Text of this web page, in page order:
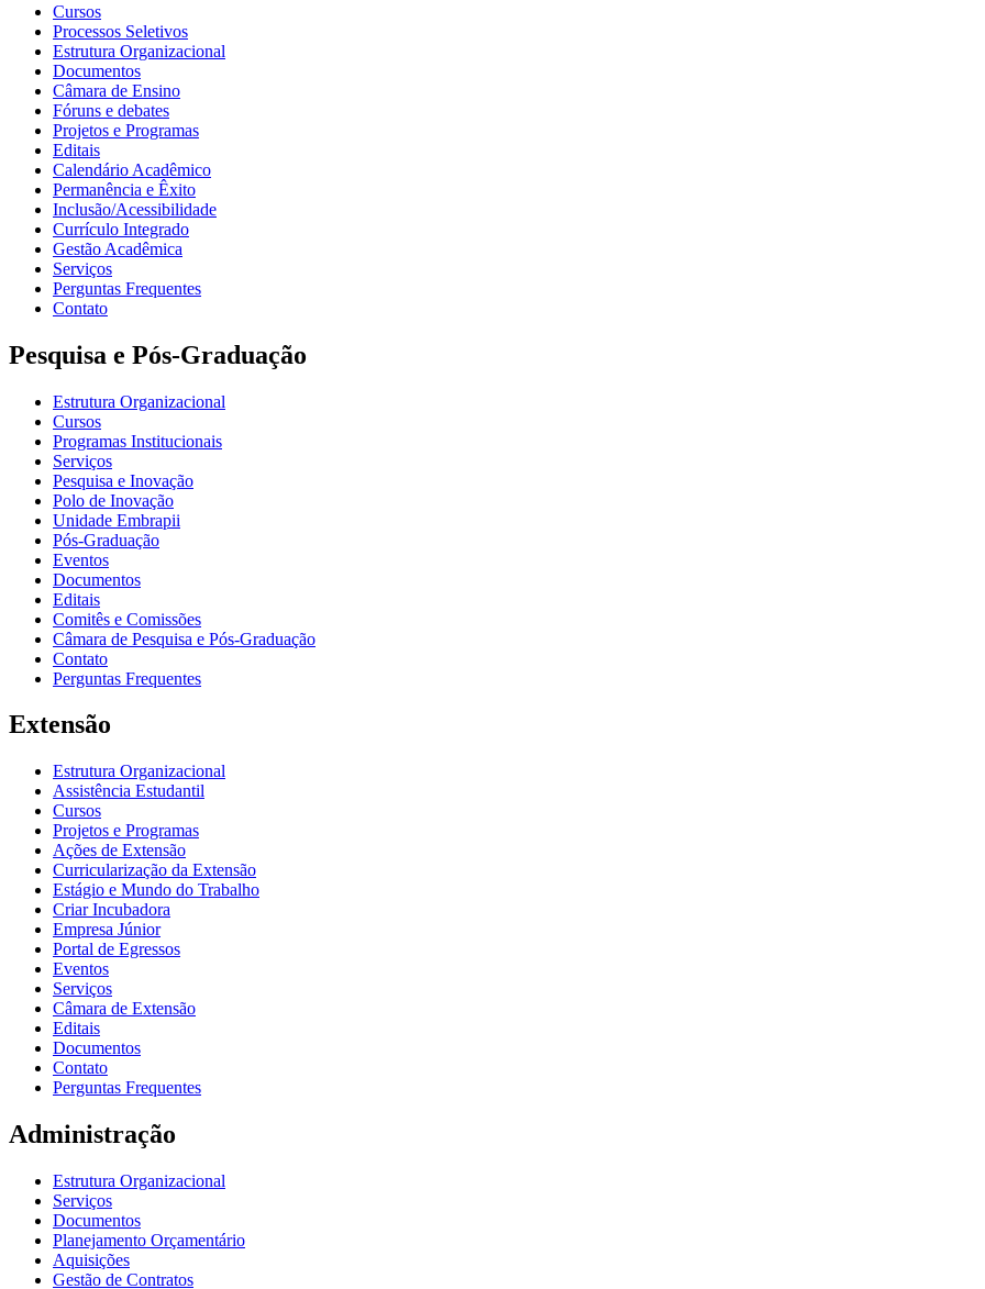
Cursos
Processos Seletivos
Estrutura Organizacional
Documentos
Câmara de Ensino
Fóruns e debates
Projetos e Programas
Editais
Calendário Acadêmico
Permanência e Êxito
Inclusão/Acessibilidade
Currículo Integrado
Gestão Acadêmica
Serviços
Perguntas Frequentes
Contato
Pesquisa e Pós-Graduação
Estrutura Organizacional
Cursos
Programas Institucionais
Serviços
Pesquisa e Inovação
Polo de Inovação
Unidade Embrapii
Pós-Graduação
Eventos
Documentos
Editais
Comitês e Comissões
Câmara de Pesquisa e Pós-Graduação
Contato
Perguntas Frequentes
Extensão
Estrutura Organizacional
Assistência Estudantil
Cursos
Projetos e Programas
Ações de Extensão
Curricularização da Extensão
Estágio e Mundo do Trabalho
Criar Incubadora
Empresa Júnior
Portal de Egressos
Eventos
Serviços
Câmara de Extensão
Editais
Documentos
Contato
Perguntas Frequentes
Administração
Estrutura Organizacional
Serviços
Documentos
Planejamento Orçamentário
Aquisições
Gestão de Contratos